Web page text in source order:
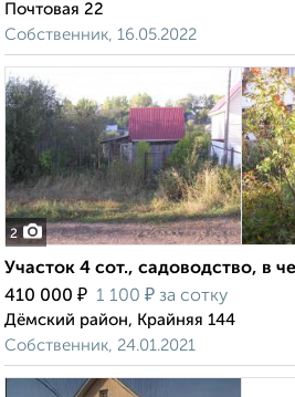
Почтовая 22
Собственник, 16.05.2022
2
Участок 4 сот., садоводство, в
410 000 ₽ 1 100 ₽ за сотку
Дёмский район, Крайняя 144
Собственник, 24.01.2021